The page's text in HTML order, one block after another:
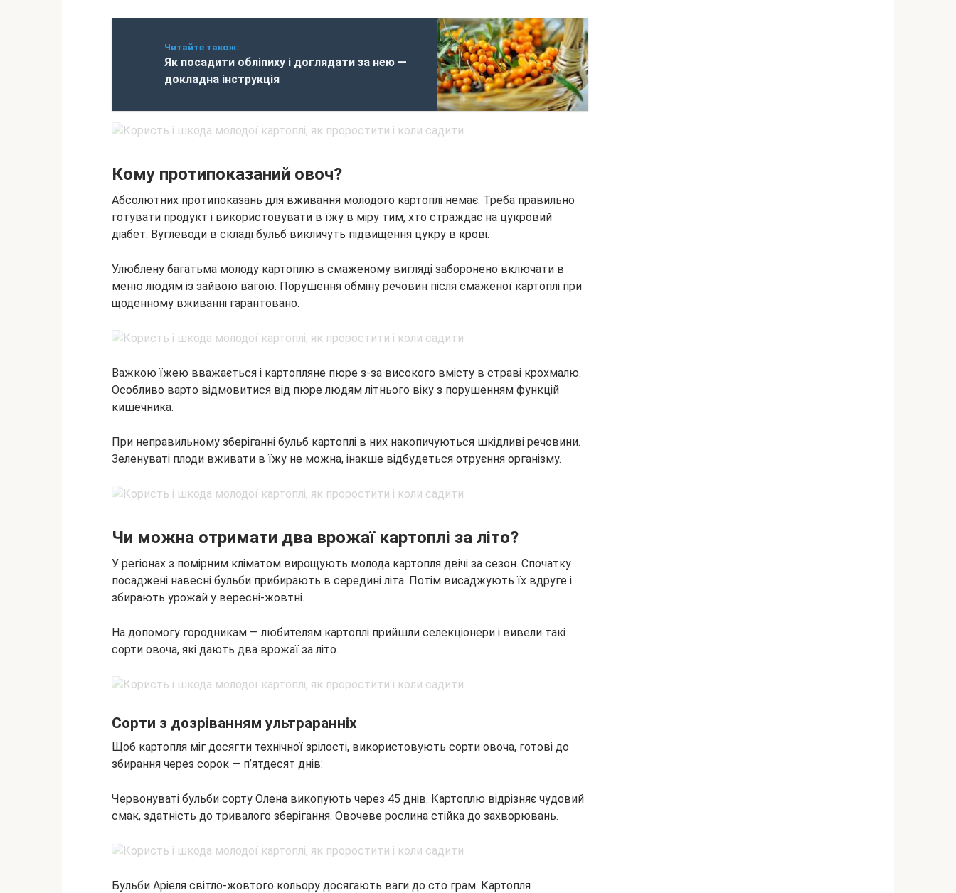
Читайте також:
Як посадити обліпиху і доглядати за нею —
докладна інструкція
Кому протипоказаний овоч?
Абсолютних протипоказань для вживання молодого картоплі немає. Треба правильно
готувати продукт і використовувати в їжу в міру тим, хто страждає на цукровий
діабет. Вуглеводи в складі бульб викличуть підвищення цукру в крові.
Улюблену багатьма молоду картоплю в смаженому вигляді заборонено включати в
меню людям із зайвою вагою. Порушення обміну речовин після смаженої картоплі при
щоденному вживанні гарантовано.
Важкою їжею вважається і картопляне пюре з-за високого вмісту в страві крохмалю.
Особливо варто відмовитися від пюре людям літнього віку з порушенням функцій
кишечника.
При неправильному зберіганні бульб картоплі в них накопичуються шкідливі речовини.
Зеленуваті плоди вживати в їжу не можна, інакше відбудеться отруєння організму.
Чи можна отримати два врожаї картоплі за літо?
У регіонах з помірним кліматом вирощують молода картопля двічі за сезон. Спочатку
посаджені навесні бульби прибирають в середині літа. Потім висаджують їх вдруге і
збирають урожай у вересні-жовтні.
На допомогу городникам — любителям картоплі прийшли селекціонери і вивели такі
сорти овоча, які дають два врожаї за літо.
Сорти з дозріванням ультраранніх
Щоб картопля міг досягти технічної зрілості, використовують сорти овоча, готові до
збирання через сорок — п’ятдесят днів:
Червонуваті бульби сорту Олена викопують через 45 днів. Картоплю відрізняє чудовий
смак, здатність до тривалого зберігання. Овочеве рослина стійка до захворювань.
Бульби Аріеля світло-жовтого кольору досягають ваги до сто грам. Картопля